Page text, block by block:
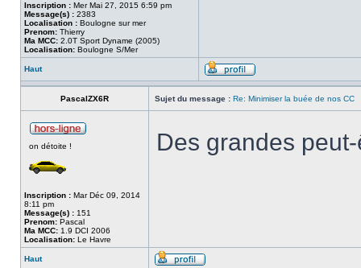
Inscription : Mer Mai 27, 2015 6:59 pm
Message(s) : 2383
Localisation : Boulogne sur mer
Prenom: Thierry
Ma MCC: 2.0T Sport Dyname (2005)
Localisation: Boulogne S/Mer
Haut
PascalZX6R Sujet du message : Re: Minimiser la buée de nos CC
on détoite !
Inscription : Mar Déc 09, 2014
8:11 pm
Message(s) : 151
Prenom: Pascal
Ma MCC: 1.9 DCI 2006
Localisation: Le Havre
Des grandes
Haut